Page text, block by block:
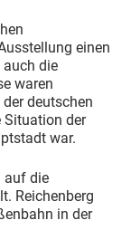
einen
die
waren
deutschen
Situation der
war.
auf die
Reichenberg
in der